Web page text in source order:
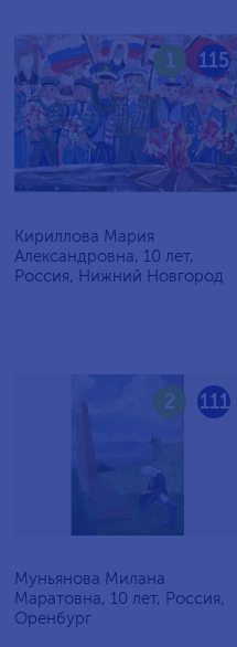
115
1
Кириллова Мария
Александровна, 10 лет,
Россия, Нижний Новгород
111
2
Муньянова Милана
Маратовна, 10 лет, Россия,
Оренбург